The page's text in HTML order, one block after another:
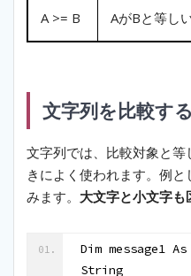
A >= B AがBと等し
文字列を比較する
文字列では、比較対象と
きによく使われます。例
みます。 大文字と小文字も
Dim message1
String